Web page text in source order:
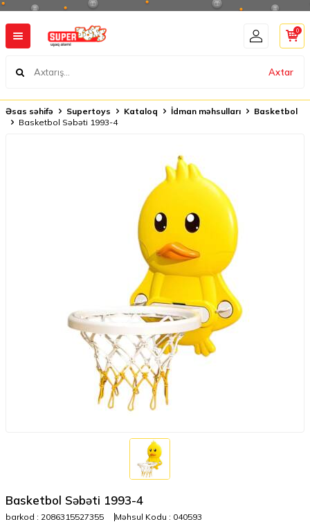
Axtar
0
Əsas səhifə Supertoys Kataloq İdman məhsulları
Basketbol
Basketbol Səbəti 1993-4
Basketbol Səbəti 1993-4
barkod : 2086315527355 Məhsul Kodu : 040593